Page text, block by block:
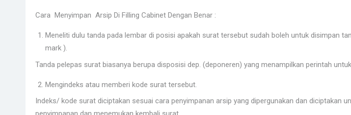
Cara Menyimpan Arsip Di Filling Cabinet Dengan Benar :
Meneliti dulu tanda pada lembar di posisi apakah surat tersebut sudah boleh untuk disimpan
mark ).
Tanda pelepas surat biasanya berupa disposisi dep. (deponeren) yang menampilkan perintah
Mengindeks atau memberi kode surat tersebut.
Indeks/ kode surat diciptakan sesuai cara penyimpanan arsip yang dipergunakan dan diciptakan